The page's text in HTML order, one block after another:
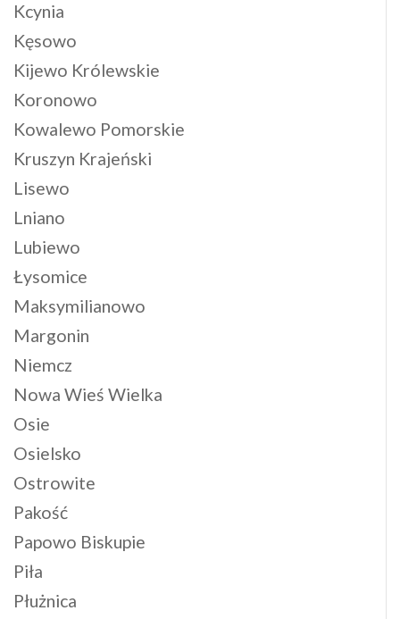
Kcynia
Kęsowo
Kijewo Królewskie
Koronowo
Kowalewo Pomorskie
Kruszyn Krajeński
Lisewo
Lniano
Lubiewo
Łysomice
Maksymilianowo
Margonin
Niemcz
Nowa Wieś Wielka
Osie
Osielsko
Ostrowite
Pakość
Papowo Biskupie
Piła
Płużnica